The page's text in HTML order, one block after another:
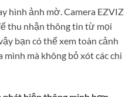
hình ảnh mờ. Camera EZVIZ
thu nhận thông tin từ mọi
bạn có thể xem toàn cảnh
mà không bỏ xót các chi